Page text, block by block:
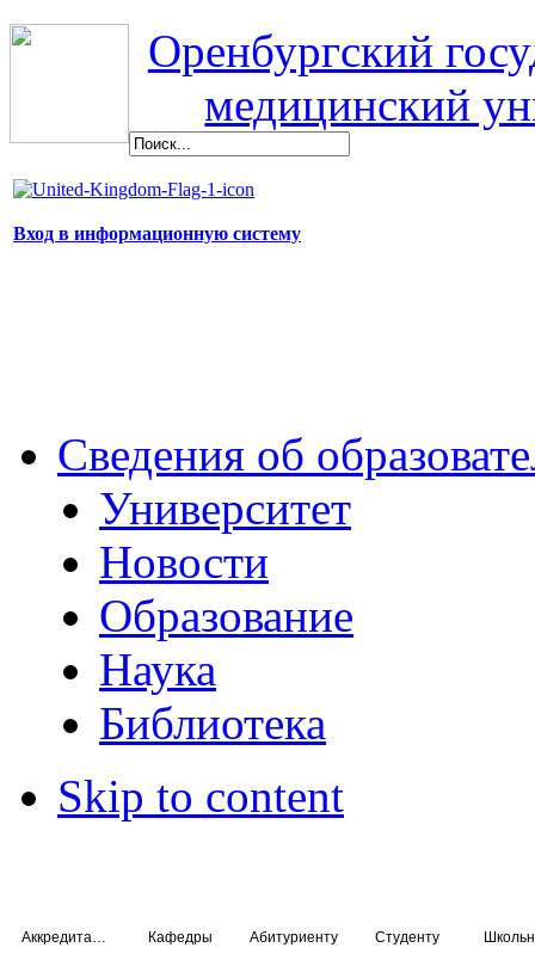
Оренбургский
медицинский
Вход в информационную систему
Сведения об
Университет
Новости
Образование
Наука
Библиотека
Skip to content
Кафедры Абитуриенту Студенту